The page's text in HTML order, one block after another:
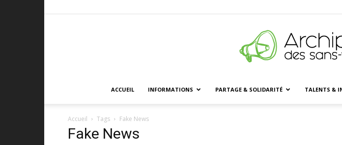
ACCUEIL INFORMATIONS PARTAGE & SOLIDARITÉ TALENTS &
Accueil Tags Fake News
Fake News